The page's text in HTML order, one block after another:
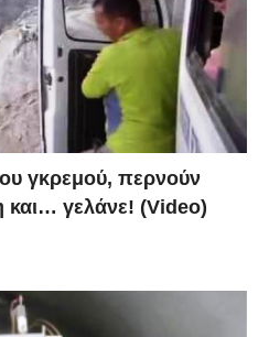
γκρεμού, περνούν
και… γελάνε! (Video)